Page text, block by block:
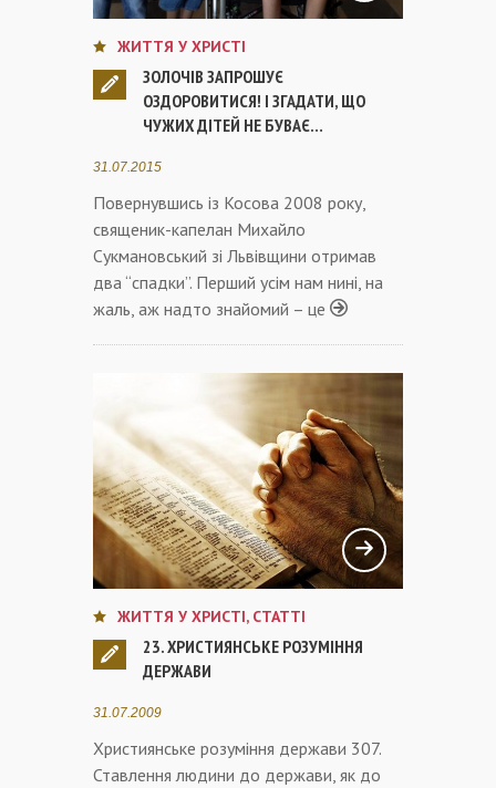
ЖИТТЯ У ХРИСТІ
ЖИТТЯ У ХРИСТІ
ЖИТТЯ У ХРИСТІ
ЖИТТЯ У ХРИСТІ
ЗОЛОЧІВ ЗАПРОШУЄ
ОЗДОРОВИТИСЯ! І ЗГАДАТИ, ЩО
ЧУЖИХ ДІТЕЙ НЕ БУВАЄ…
31.07.2015
Повернувшись із Косова 2008 року,
священик-капелан Михайло
Cукмановський зі Львівщини отримав
два “спадки”. Перший усім нам нині, на
жаль, аж надто знайомий – це
ЖИТТЯ У ХРИСТІ, СТАТТІ
23. ХРИСТИЯНСЬКЕ РОЗУМІННЯ
ДЕРЖАВИ
31.07.2009
Християнське розуміння держави 307.
Ставлення людини до держави, як до